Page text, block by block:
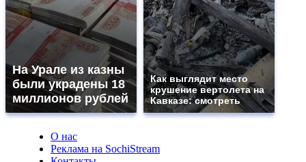
На Урале из казны
были украдены 18
миллионов рублей
Как выглядит место
крушение вертолета на
Кавказе: смотреть
О нас
Реклама на SochiStream